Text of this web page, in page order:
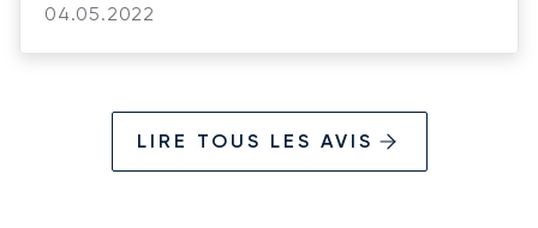
04.05.2022
LIRE TOUS LES AVIS